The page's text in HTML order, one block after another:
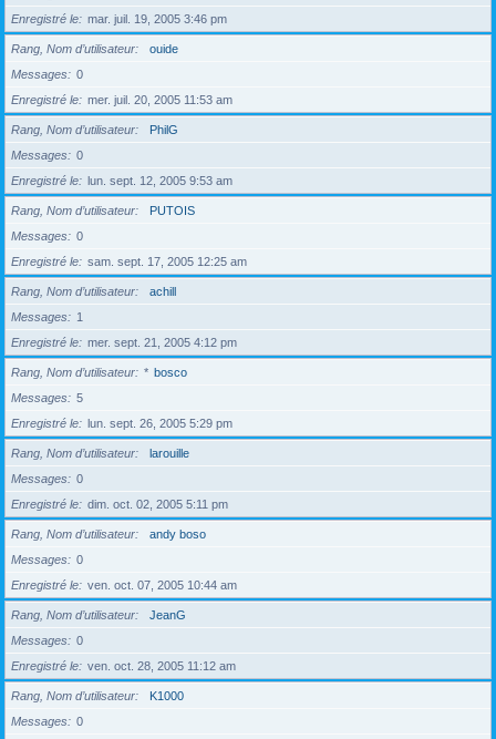
Enregistré le
mar. juil. 19, 2005 3:46 pm
Rang, Nom d’utilisateur
ouide
Messages
0
Enregistré le
mer. juil. 20, 2005 11:53 am
Rang, Nom d’utilisateur
PhilG
Messages
0
Enregistré le
lun. sept. 12, 2005 9:53 am
Rang, Nom d’utilisateur
PUTOIS
Messages
0
Enregistré le
sam. sept. 17, 2005 12:25 am
Rang, Nom d’utilisateur
achill
Messages
1
Enregistré le
mer. sept. 21, 2005 4:12 pm
Rang, Nom d’utilisateur * bosco
Messages
5
Enregistré le
lun. sept. 26, 2005 5:29 pm
Rang, Nom d’utilisateur
larouille
Messages
0
Enregistré le
dim. oct. 02, 2005 5:11 pm
Rang, Nom d’utilisateur
andy boso
Messages
0
Enregistré le
ven. oct. 07, 2005 10:44 am
Rang, Nom d’utilisateur
JeanG
Messages
0
Enregistré le
ven. oct. 28, 2005 11:12 am
Rang, Nom d’utilisateur
K1000
Messages
0